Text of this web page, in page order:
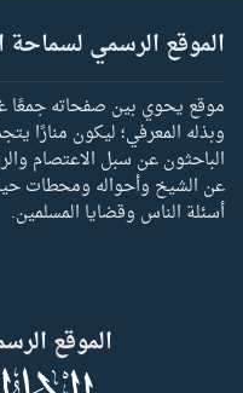
الموقع الرسمي لسماحة
موقع يحوي بين صفحاته جمعًا
وبذله المعرفي؛ ليكون منارًا
الباحثون عن سبل الاعتصام
عن الشيخ وأحواله ومحطات
أسئلة الناس وقضايا المسلمين.
الموقع